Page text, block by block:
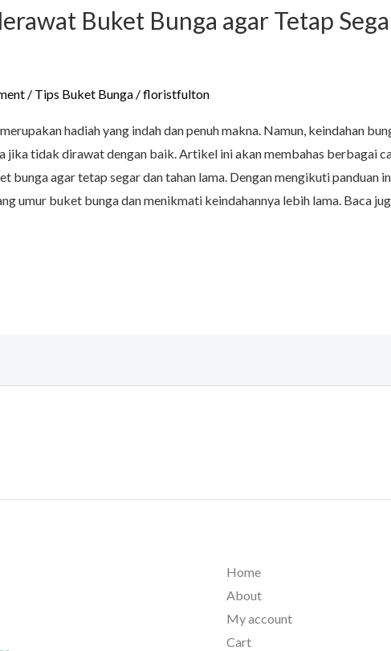
Buket Bunga agar Tetap
/ Tips Buket Bunga/floristfulton
hadiah yang indah dan penuh makna. Namun, keindahan
jika tidak dirawat dengan baik. Artikel ini akan membahas berbagai
bunga agar tetap segar dan tahan lama. Dengan mengikuti panduan
umur buket bunga dan menikmati keindahannya lebih lama. Baca
Home
About
My account
Cart